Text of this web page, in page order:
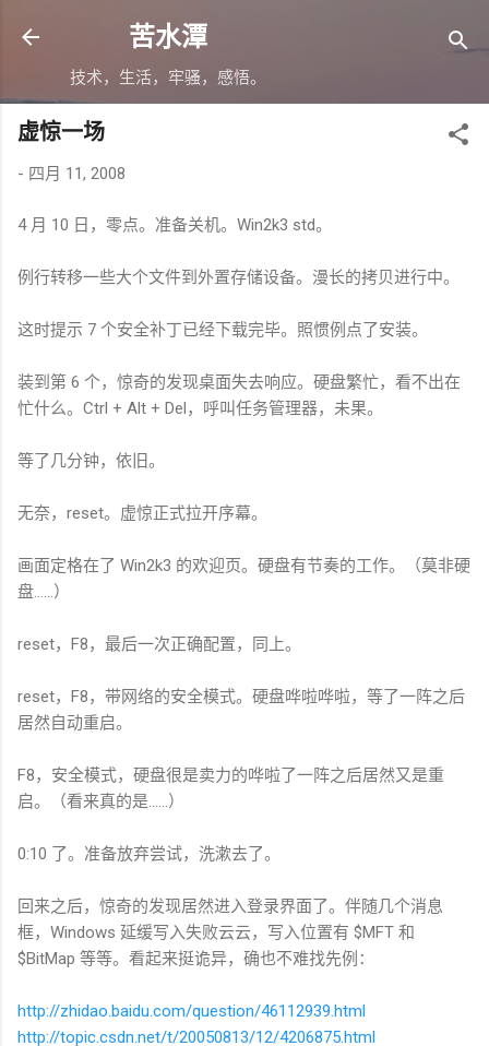
跳至主要内容
苦水潭
技术，生活，牢骚，感悟。
虚惊一场
- 四月 11, 2008
4 月 10 日，零点。准备关机。Win2k3 std。
例行转移一些大个文件到外置存储设备。漫长的拷贝进行中。
这时提示 7 个安全补丁已经下载完毕。照惯例点了安装。
装到第 6 个，惊奇的发现桌面失去响应。硬盘繁忙，看不出在
忙什么。Ctrl + Alt + Del，呼叫任务管理器，未果。
等了几分钟，依旧。
无奈，reset。虚惊正式拉开序幕。
画面定格在了 Win2k3 的欢迎页。硬盘有节奏的工作。（莫非硬
盘……）
reset，F8，最后一次正确配置，同上。
reset，F8，带网络的安全模式。硬盘哗啦哗啦，等了一阵之后
居然自动重启。
F8，安全模式，硬盘很是卖力的哗啦了一阵之后居然又是重
启。（看来真的是……）
0:10 了。准备放弃尝试，洗漱去了。
回来之后，惊奇的发现居然进入登录界面了。伴随几个消息
框，Windows 延缓写入失败云云，写入位置有 $MFT 和
$BitMap 等等。看起来挺诡异，确也不难找先例：
http://zhidao.baidu.com/question/46112939.html
http://topic.csdn.net/t/20050813/12/4206875.html